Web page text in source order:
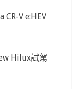
CR-V e:HEV
Hilux試駕